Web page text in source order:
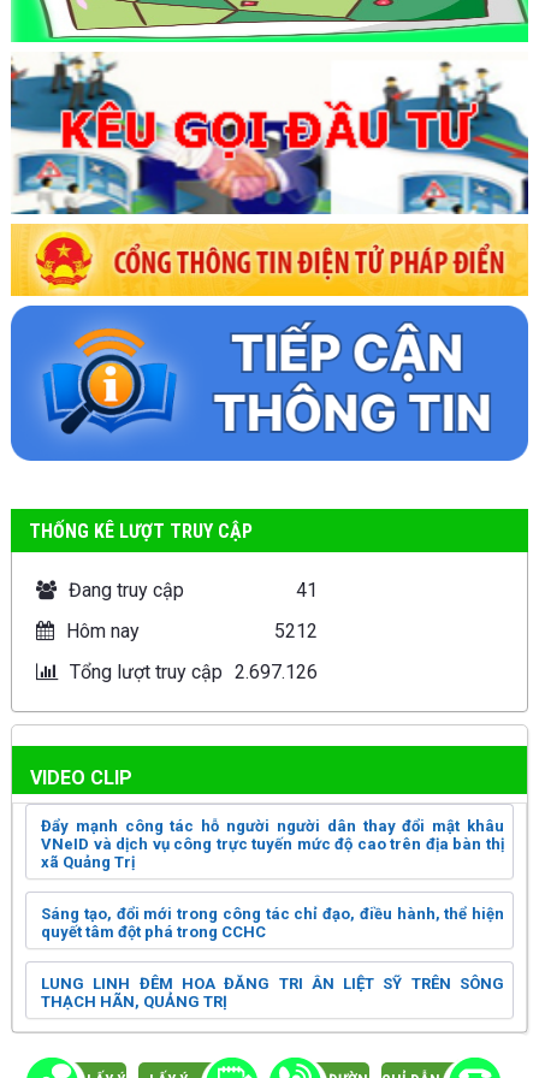
THỐNG KÊ LƯỢT TRUY CẬP
Đang truy cập
41
Hôm nay
5212
Tổng lượt truy cập 2.697.126
VIDEO CLIP
Đẩy mạnh công tác hỗ người người dân thay đổi mật khâu
VNeID và dịch vụ công trực tuyến mức độ cao trên địa bàn thị
xã Quảng Trị
Sáng tạo, đổi mới trong công tác chỉ đạo, điều hành, thể hiện
quyết tâm đột phá trong CCHC
LUNG LINH ĐÊM HOA ĐĂNG TRI ÂN LIỆT SỸ TRÊN SÔNG
THẠCH HÃN, QUẢNG TRỊ